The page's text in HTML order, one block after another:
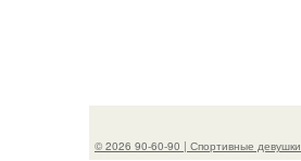
© 2026 90-60-90 | Спортивные девушки